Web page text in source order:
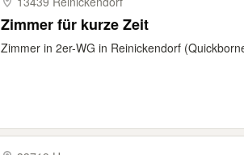
Zimmer für kurze Zeit
Zimmer in 2er-WG in Reinickendorf